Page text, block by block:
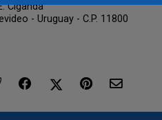
Ciganda
- Uruguay - C.P. 11800